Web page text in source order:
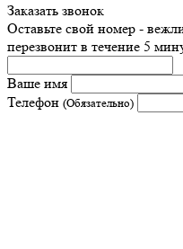
Заказать звонок
Оставьте свой номер -
перезвонит в течение 5
Ваше имя
Телефон (Обязательно)